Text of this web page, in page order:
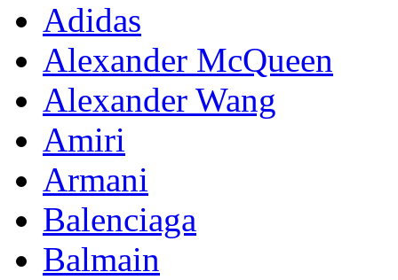
Adidas
Alexander McQueen
Alexander Wang
Amiri
Armani
Balenciaga
Balmain